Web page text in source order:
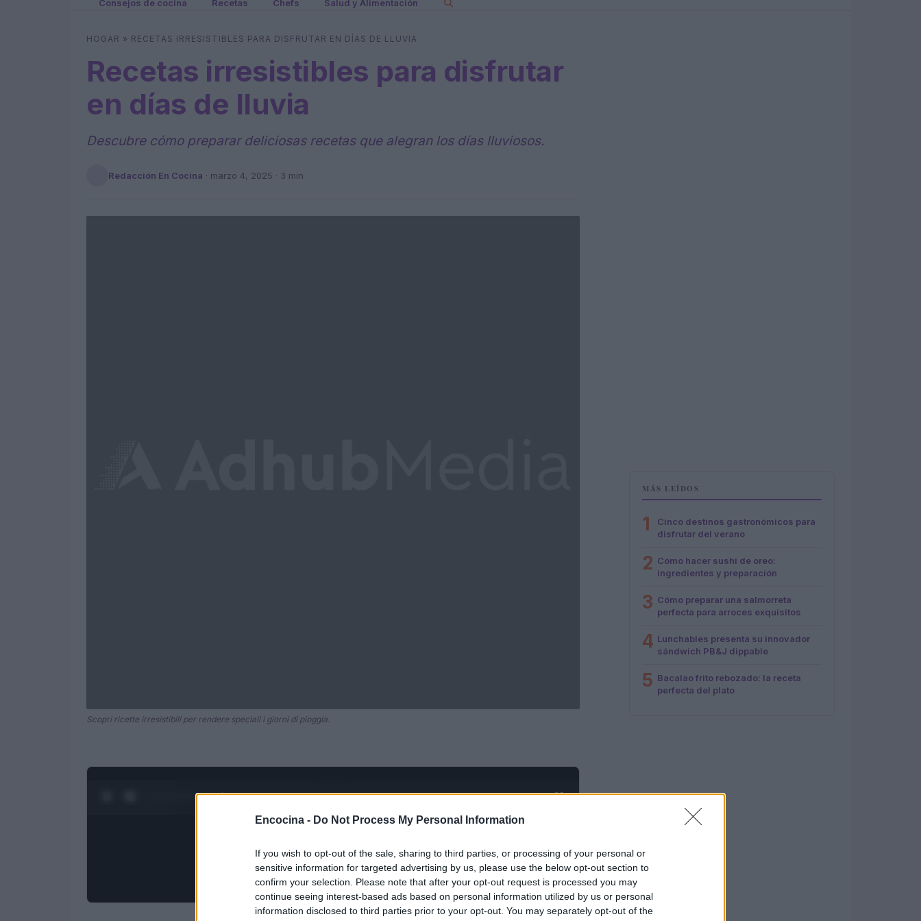
Encocina - Do Not Process My Personal Information
If you wish to opt-out of the sale, sharing to third parties, or processing of your personal or
sensitive information for targeted advertising by us, please use the below opt-out section to
confirm your selection. Please note that after your opt-out request is processed you may
continue seeing interest-based ads based on personal information utilized by us or personal
information disclosed to third parties prior to your opt-out. You may separately opt-out of the
Consejos de cocina Recetas Chefs Salud y Alimentación
HOGAR » RECETAS IRRESISTIBLES PARA DISFRUTAR EN DÍAS DE LLUVIA
Recetas irresistibles para disfrutar
en días de lluvia
Descubre cómo preparar deliciosas recetas que alegran los días lluviosos.
Redacción En Cocina · marzo 4, 2025 · 3 min
Scopri ricette irresistibili per rendere speciali i giorni di pioggia.
0:28 / 3:19 1/4 POWERED BYAdhubMedia
MÁS LEÍDOS
1
Cinco destinos gastronómicos para
disfrutar del verano
2 Cómo hacer sushi de oreo:
ingredientes y preparación
3 Cómo preparar una salmorreta
perfecta para arroces exquisitos
4 Lunchables presenta su innovador
sándwich PB&J dippable
5 Bacalao frito rebozado: la receta
perfecta del plato